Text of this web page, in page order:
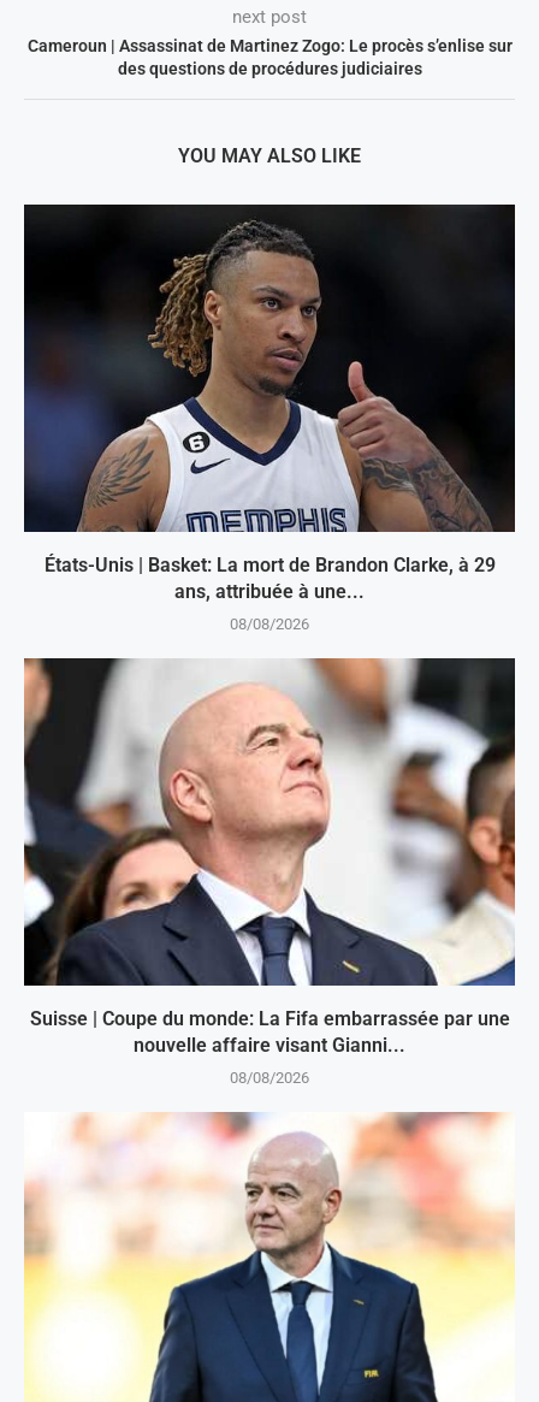
next post
Cameroun | Assassinat de Martinez Zogo: Le procès s’enlise sur
des questions de procédures judiciaires
YOU MAY ALSO LIKE
États-Unis | Basket: La mort de Brandon Clarke, à 29
ans, attribuée à une...
08/08/2026
Suisse | Coupe du monde: La Fifa embarrassée par une
nouvelle affaire visant Gianni...
08/08/2026